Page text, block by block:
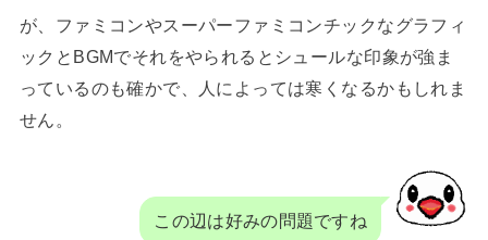
が、ファミコンやスーパーファミコンチックなグラフィ
ックとBGMでそれをやられるとシュールな印象が強ま
っているのも確かで、人によっては寒くなるかもしれま
せん。
この辺は好みの問題ですね